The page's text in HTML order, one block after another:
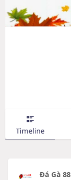
Timeline
Đá Gà 88